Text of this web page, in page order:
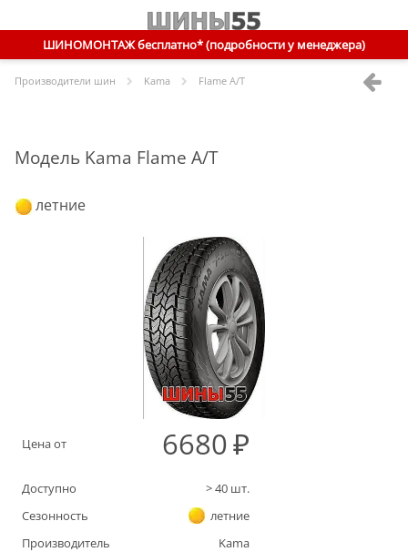
ШИНОМОНТАЖ бесплатно* (подробности у менеджера)
Производители шин Kama Flame A/T
Модель Kama Flame A/T
летние
Цена от 6680
Доступно >40 шт.
Сезонность
летние
Производитель
Kama